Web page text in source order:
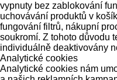
vypnuty bez zablokování
uchovávání produktů v
fungování filtrů, nákupní
soukromí. Z tohoto důvodu
individuálně deaktivovány
Analytické cookies
Analytické cookies nám